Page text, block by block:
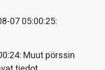
07 05:00:25:
Muut pörssin